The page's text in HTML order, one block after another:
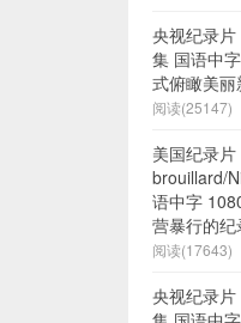
央视纪录
集 国语中
式俯瞰美
阅读(25147)
美国纪录
brouillard/
语中字
营暴行的
阅读(17643)
央视纪录